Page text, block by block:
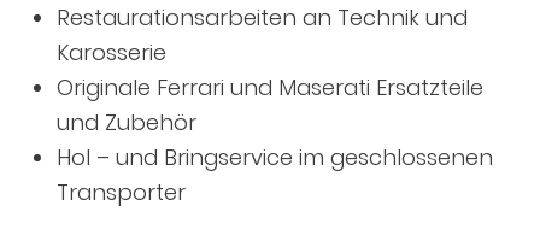
Restaurationsarbeiten an Technik und
Karosserie
Originale Ferrari und Maserati Ersatzteile
und Zubehör
Hol – und Bringservice im geschlossenen
Transporter